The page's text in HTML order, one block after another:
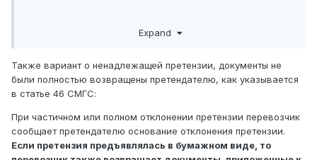
Соглашения предъявляются:
1) о превышении срока доставки груза - в течение 2
месяцев;
2)по остальным основаниям - в течение 9
Expand
Также вариант о ненадлежащей претензии, документы не
были полностью возвращены претендателю, как указывается
в статье 46 СМГС:
При частичном или полном отклонении претензии перевозчик
сообщает претендателю основание отклонения претензии.
Если претензия предъявлялась в бумажном виде, то